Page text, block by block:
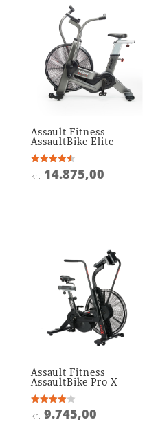
Assault Fitness
AssaultBike Elite
Vurderet
4.6
kr. 14.875,00
Assault Fitness
AssaultBike Pro X
Vurderet
4
kr. 9.745,00